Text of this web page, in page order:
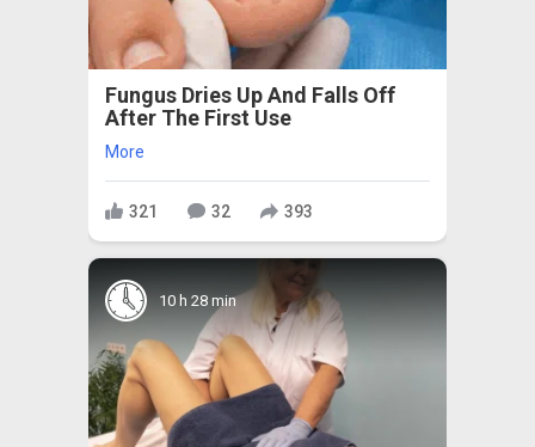
Fungus Dries Up And Falls Off
After The First Use
More
321 32 393
10 h 28 min